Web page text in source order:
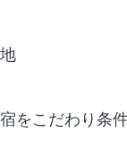
をこだわり条